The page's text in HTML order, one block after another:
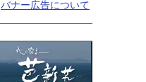
バナー広告について